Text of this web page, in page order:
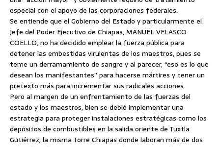
especial con el apoyo de las corporaciones federales.
Se entiende que el Gobierno del Estado y particularmente el
Jefe del Poder Ejecutivo de Chiapas, MANUEL VELASCO
COELLO, no ha decidido emplear la fuerza pública para
detener las embestidas virulentas de los maestros, pues se
teme un derramamiento de sangre y al parecer, “eso es lo que
desean los manifestantes” para hacerse mártires y tener un
pretexto más para incrementar sus radicales acciones.
Pero al margen de un enfrentamiento de las fuerzas del
estado y los maestros, bien se debió implementar una
estrategia para proteger instalaciones estratégicas como los
depósitos de combustibles en la salida oriente de Tuxtla
Gutiérrez; la misma Torre Chiapas donde laboran más de dos